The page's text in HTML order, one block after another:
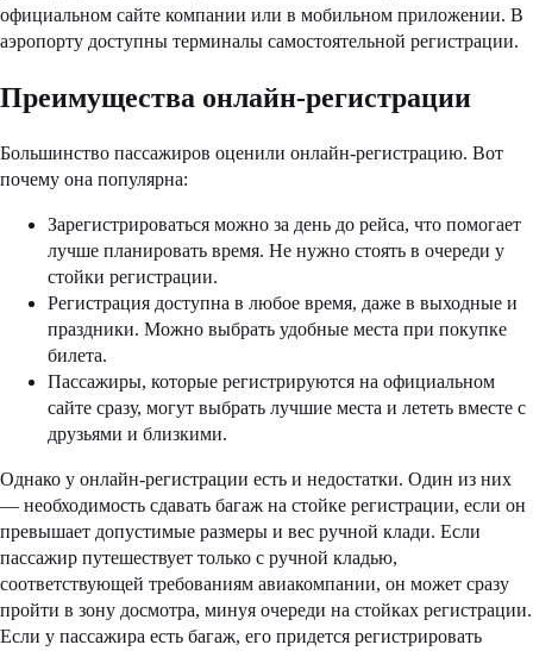
официальном сайте компании или в мобильном приложении. В
аэропорту доступны терминалы самостоятельной регистрации.
Преимущества онлайн-регистрации
Большинство пассажиров оценили онлайн-регистрацию. Вот
почему она популярна:
Зарегистрироваться можно за день до рейса, что помогает
лучше планировать время. Не нужно стоять в очереди у
стойки регистрации.
Регистрация доступна в любое время, даже в выходные и
праздники. Можно выбрать удобные места при покупке
билета.
Пассажиры, которые регистрируются на официальном
сайте сразу, могут выбрать лучшие места и лететь вместе с
друзьями и близкими.
Однако у онлайн-регистрации есть и недостатки. Один из них
— необходимость сдавать багаж на стойке регистрации, если он
превышает допустимые размеры и вес ручной клади. Если
пассажир путешествует только с ручной кладью,
соответствующей требованиям авиакомпании, он может сразу
пройти в зону досмотра, минуя очереди на стойках регистрации.
Если у пассажира есть багаж, его придется регистрировать